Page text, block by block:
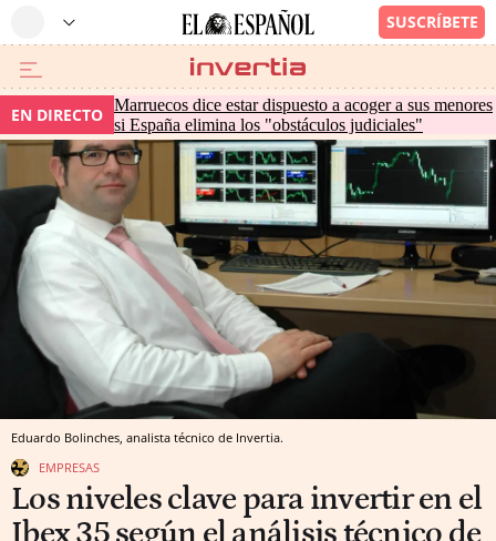
EN DIRECTO Marruecos dice estar dispuesto a acoger a sus menores
si España elimina los "obstáculos judiciales"
Eduardo Bolinches, analista técnico de Invertia.
EMPRESAS
Los niveles clave para invertir en el